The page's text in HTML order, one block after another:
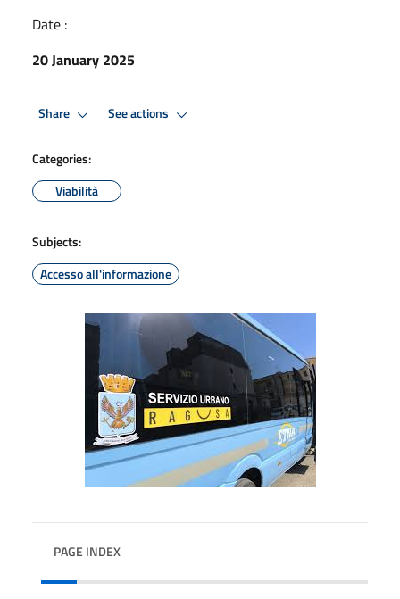
Date :
20 January 2025
Share See actions
Categories:
Viabilità
Subjects:
Accesso all'informazione
PAGE INDEX